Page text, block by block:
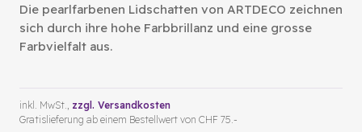
Die pearlfarbenen Lidschatten von ARTDECO zeichnen
sich durch ihre hohe Farbbrillanz und eine grosse
Farbvielfalt aus.
inkl. MwSt., zzgl. Versandkosten
Gratislieferung ab einem Bestellwert von CHF 75.-